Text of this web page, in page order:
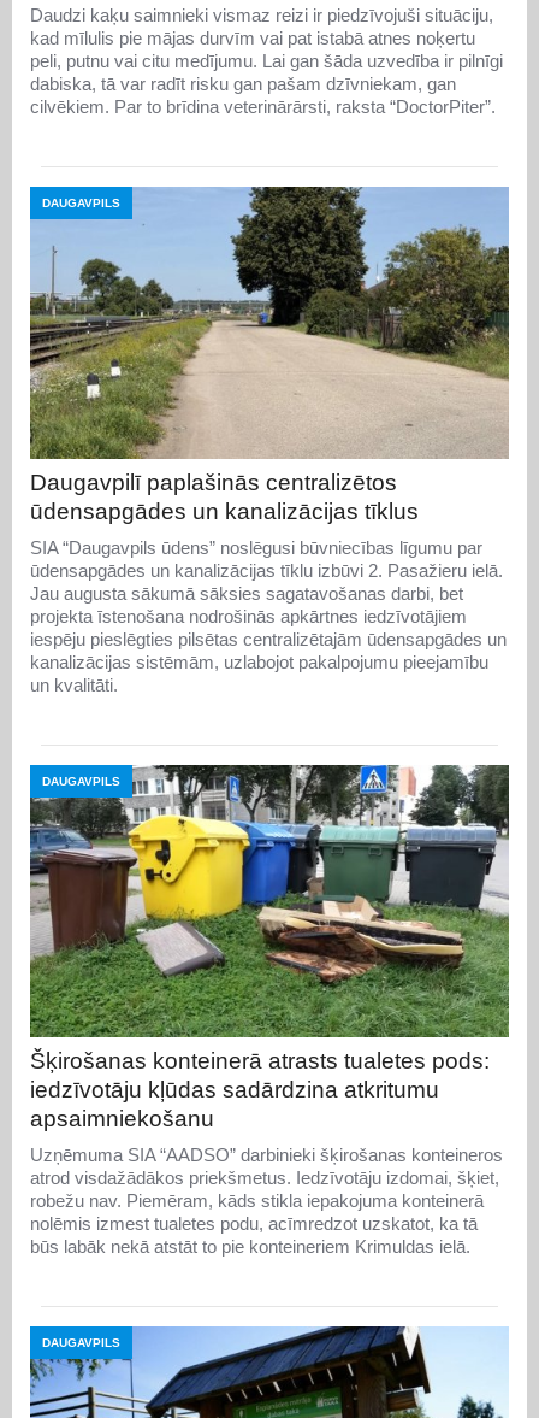
Daudzi kaķu saimnieki vismaz reizi ir piedzīvojuši situāciju,
kad mīlulis pie mājas durvīm vai pat istabā atnes noķertu
peli, putnu vai citu medījumu. Lai gan šāda uzvedība ir pilnīgi
dabiska, tā var radīt risku gan pašam dzīvniekam, gan
cilvēkiem. Par to brīdina veterinārārsti, raksta “DoctorPiter”.
DAUGAVPILS
Daugavpilī paplašinās centralizētos
ūdensapgādes un kanalizācijas tīklus
SIA “Daugavpils ūdens” noslēgusi būvniecības līgumu par
ūdensapgādes un kanalizācijas tīklu izbūvi 2. Pasažieru ielā.
Jau augusta sākumā sāksies sagatavošanas darbi, bet
projekta īstenošana nodrošinās apkārtnes iedzīvotājiem
iespēju pieslēgties pilsētas centralizētajām ūdensapgādes un
kanalizācijas sistēmām, uzlabojot pakalpojumu pieejamību
un kvalitāti.
DAUGAVPILS
Šķirošanas konteinerā atrasts tualetes pods:
iedzīvotāju kļūdas sadārdzina atkritumu
apsaimniekošanu
Uzņēmuma SIA “AADSO” darbinieki šķirošanas konteineros
atrod visdažādākos priekšmetus. Iedzīvotāju izdomai, šķiet,
robežu nav. Piemēram, kāds stikla iepakojuma konteinerā
nolēmis izmest tualetes podu, acīmredzot uzskatot, ka tā
būs labāk nekā atstāt to pie konteineriem Krimuldas ielā.
DAUGAVPILS